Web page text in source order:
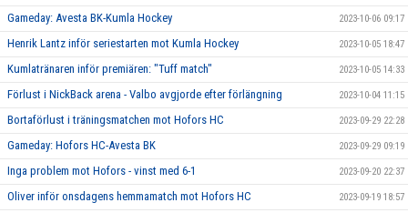
Gameday: Avesta BK-Kumla Hockey 2023-10-06 09:17
Henrik Lantz inför seriestarten mot Kumla Hockey 2023-10-05 18:47
Kumlatränaren inför premiären: "Tuff match" 2023-10-05 14:33
Förlust i NickBack arena - Valbo avgjorde efter förlängning 2023-10-04 11:15
Bortaförlust i träningsmatchen mot Hofors HC 2023-09-29 22:28
Gameday: Hofors HC-Avesta BK 2023-09-29 09:19
Inga problem mot Hofors - vinst med 6-1 2023-09-20 22:37
Oliver inför onsdagens hemmamatch mot Hofors HC 2023-09-19 18:57